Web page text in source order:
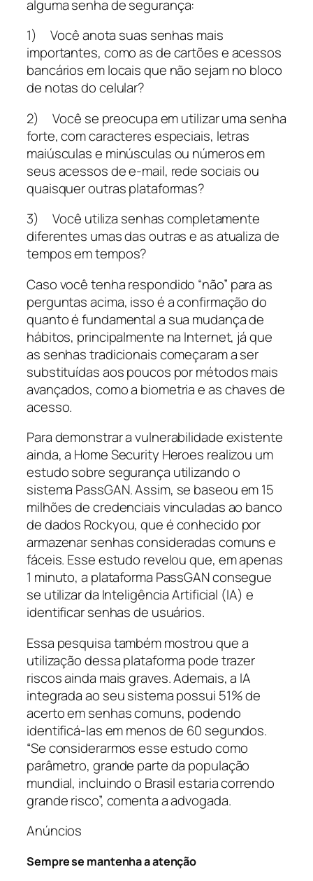
alguma senha de segurança:
1) Você anota suas senhas mais
importantes, como as de cartões e acessos
bancários em locais que não sejam no bloco
de notas do celular?
2) Você se preocupa em utilizar uma senha
forte, com caracteres especiais, letras
maiúsculas e minúsculas ou números em
seus acessos de e-mail, rede sociais ou
quaisquer outras plataformas?
3) Você utiliza senhas completamente
diferentes umas das outras e as atualiza de
tempos em tempos?
Caso você tenha respondido “não” para as
perguntas acima, isso é a confirmação do
quanto é fundamental a sua mudança de
hábitos, principalmente na Internet, já que
as senhas tradicionais começaram a ser
substituídas aos poucos por métodos mais
avançados, como a biometria e as chaves de
acesso.
Para demonstrar a vulnerabilidade existente
ainda, a Home Security Heroes realizou um
estudo sobre segurança utilizando o
sistema PassGAN. Assim, se baseou em 15
milhões de credenciais vinculadas ao banco
de dados Rockyou, que é conhecido por
armazenar senhas consideradas comuns e
fáceis. Esse estudo revelou que, em apenas
1 minuto, a plataforma PassGAN consegue
se utilizar da Inteligência Artificial (IA) e
identificar senhas de usuários.
Essa pesquisa também mostrou que a
utilização dessa plataforma pode trazer
riscos ainda mais graves. Ademais, a IA
integrada ao seu sistema possui 51% de
acerto em senhas comuns, podendo
identificá-las em menos de 60 segundos.
“Se considerarmos esse estudo como
parâmetro, grande parte da população
mundial, incluindo o Brasil estaria correndo
grande risco”, comenta a advogada.
Anúncios
Sempre se mantenha a atenção